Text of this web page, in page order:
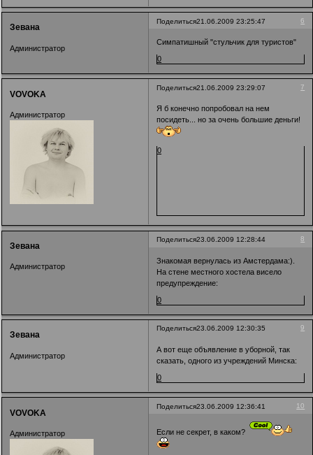
Поделиться 6
21.06.2009 23:25:47
Зевана
Администратор
Симпатишный "стульчик для туристов"
0
Поделиться 7
21.06.2009 23:29:07
VOVOKA
Администратор
Я б конечно попробовал на нем
посидеть... но за очень большие деньги!
0
Поделиться 8
23.06.2009 12:28:44
Зевана
Администратор
Знакомая вернулась из Амстердама:).
На стене местного хостела висело
предупреждение:
0
Поделиться 9
23.06.2009 12:30:35
Зевана
Администратор
А вот еще объявление в уборной, так
сказать, одного из учреждений Минска:
0
Поделиться 10
23.06.2009 12:36:41
VOVOKA
Администратор Если не секрет, в каком?